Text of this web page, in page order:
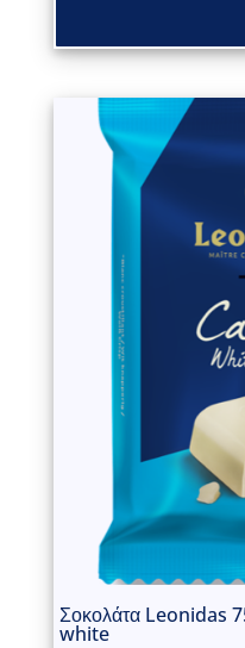
Σοκολάτα Leonidas
white